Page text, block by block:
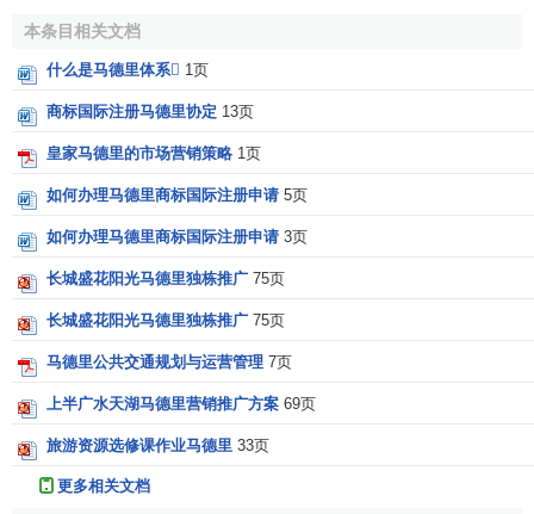
本内容是：1、协定序言；2、定义；3、征税规则；4、消除
约国双方签订的关于避免双重征税的其他条约的条款如果不
同，缔约国双方之间在涉及版权使用费征税问题的关系上，
附加的《避免对版权使用费双重征税多边公约的附加议
定书》规定，参加议定书旨在避免对版权使用费双重征税多
边条约的缔约各方，接受下列各项规定：在与版权有关的权
利或“邻接权”权利方面，条约的条款也适用于对付给表演者、
议定书的缔约一方产生，而版税
另一方的居民。
缔约各国，考虑到对版权使用费双重征税有损于作者的利
益，从而严重阻碍有版权作品的传播，而此类传播正是各国
人民发展文化、科学和教育的基本因素之一，鉴于通过双边
本条目相关文档
什么是马德里体系 1页
商标国际注册马德里协定 13页
皇家马德里的市场营销策略 1页
如何办理马德里商标国际注册申请 5页
如何办理马德里商标国际注册申请 3页
长城盛花阳光马德里独栋推广 75页
长城盛花阳光马德里独栋推广 75页
马德里公共交通规划与运营管理 7页
上半广水天湖马德里营销推广方案 69页
旅游资源选修课作业马德里 33页
更多相关文档